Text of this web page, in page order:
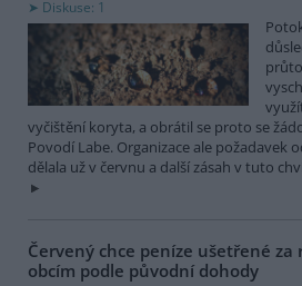
Diskuse: 1
vyčištění koryta, a obrátil se proto se
Povodí Labe. Organizace ale požadavek
dělala už v červnu a další zásah v tuto
Červený chce peníze ušetřené
obcím podle původní dohody